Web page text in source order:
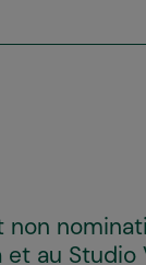
non
au Studio